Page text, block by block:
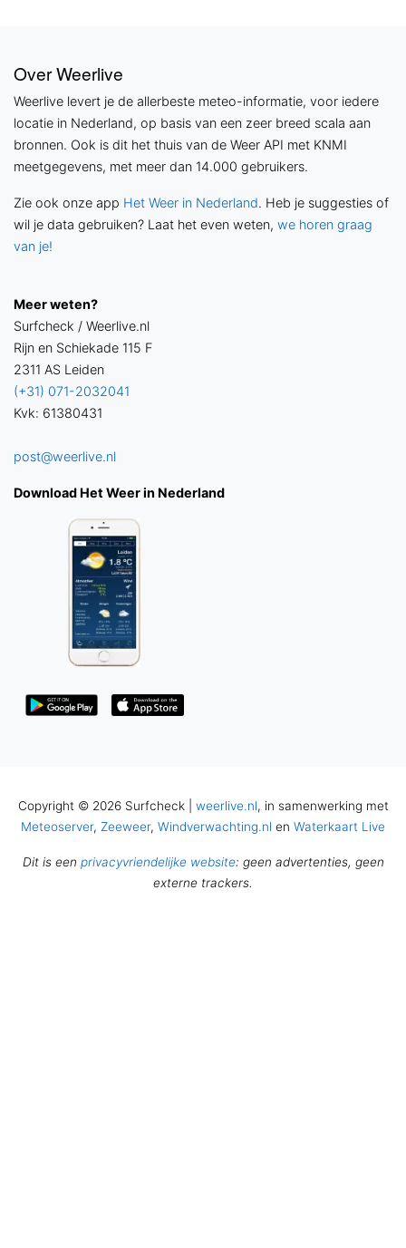
Over Weerlive
Weerlive levert je de allerbeste meteo-informatie, voor iedere
locatie in Nederland, op basis van een zeer breed scala aan
bronnen. Ook is dit het thuis van de Weer API met KNMI
meetgegevens, met meer dan 14.000 gebruikers.
Zie ook onze app Het Weer in Nederland. Heb je suggesties of
wil je data gebruiken? Laat het even weten, we horen graag
van je!
Meer weten?
Surfcheck / Weerlive.nl
Rijn en Schiekade 115 F
2311 AS Leiden
(+31) 071-2032041
Kvk: 61380431
post@weerlive.nl
Download Het Weer in Nederland
Copyright © 2026 Surfcheck | weerlive.nl, in samenwerking met
Meteoserver, Zeeweer, Windverwachting.nl en Waterkaart Live
Dit is een privacyvriendelijke website: geen advertenties, geen
externe trackers.